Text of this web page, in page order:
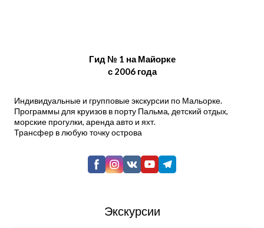
Гид № 1 на Майорке
с 2006 года
Индивидуальные и групповые экскурсии по Мальорке.
Программы для круизов в порту Пальма, детский отдых,
морские прогулки, аренда авто и яхт.
Трансфер в любую точку острова
Экскурсии